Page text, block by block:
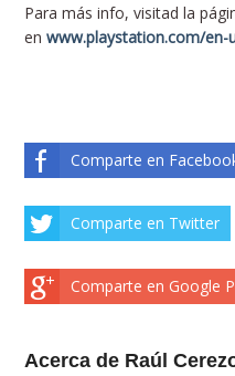
Para más info, visitad la
enwww.playstation.com/
Comparte en
Comparte en Twitter
Comparte en Google
Acerca de Raúl